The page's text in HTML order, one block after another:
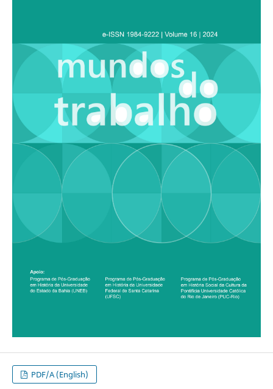
PDF/A (English)